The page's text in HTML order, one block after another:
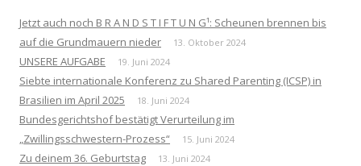
Jetzt auch noch B R A N D S T I F T U N G¹: Scheunen brennen bis
auf die Grundmauern nieder
13. Oktober 2024
UNSERE AUFGABE 19. Juni 2024
Siebte internationale Konferenz zu Shared Parenting (ICSP) in
Brasilien im April 2025
18. Juni 2024
Bundesgerichtshof bestätigt Verurteilung im
„Zwillingsschwestern-Prozess“
15. Juni 2024
Zu deinem 36. Geburtstag 13. Juni 2024